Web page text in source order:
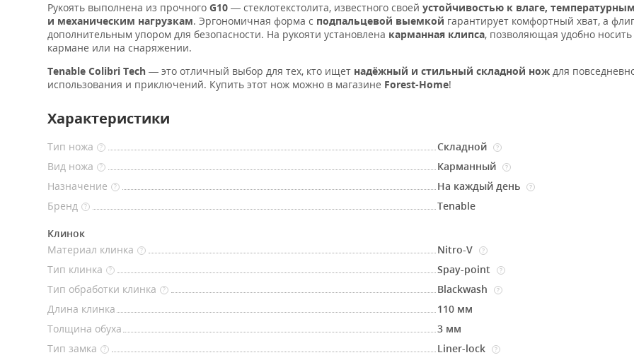
Рукоять выполнена из прочного G10 — стеклотекстолита, известного своей устойчивостью к влаге,
и механическим нагрузкам. Эргономичная форма с подпальцевой выемкой гарантирует комфортный хват, а
дополнительным упором для безопасности. На рукояти установлена карманная клипса, позволяющая удобно
кармане или на снаряжении.
Tenable Colibri Tech — это отличный выбор для тех, кто ищет надёжный и стильный складной нож для
использования и приключений. Купить этот нож можно в магазине Forest-Home!
Характеристики
Тип ножа ? Складной ?
Вид ножа ? Карманный ?
Назначение ? На каждый день ?
Бренд ? Tenable
Клинок
Материал клинка
? Nitro-V ?
Тип клинка ? Spay-point ?
Тип обработки клинка ? Blackwash ?
Длина клинка
110 мм
Толщина обуха
3 мм
Тип замка
? Liner-lock ?